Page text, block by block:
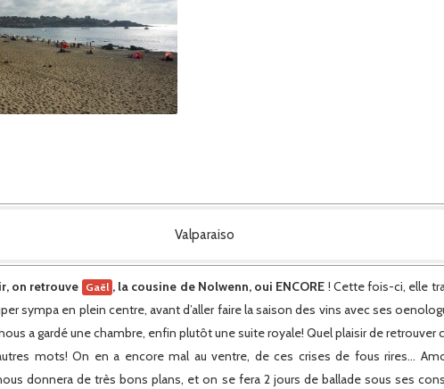
Valparaiso
on retrouve Gaël , la cousine de Nolwenn, oui ENCORE ! Cette fois-ci, elle
sympa en plein centre, avant d’aller faire la saison des vins avec ses
a gardé une chambre, enfin plutôt une suite royale! Quel plaisir de retrouver
mots! On en a encore mal au ventre, de ces crises de fous rires…
donnera de très bons plans, et on se fera 2 jours de ballade sous ses